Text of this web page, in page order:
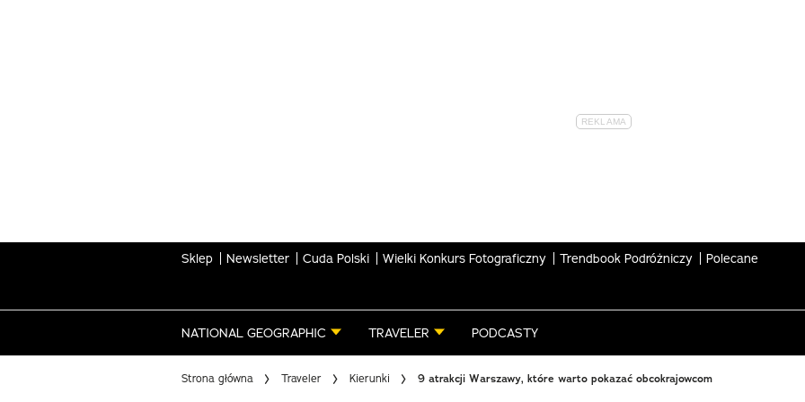
Sklep Newsletter Cuda Polski Wielki Konkurs Fotograficzny Trendbook Podróżniczy Polecane
NATIONAL GEOGRAPHIC TRAVELER PODCASTY
Strona główna Traveler Kierunki 9 atrakcji Warszawy, które warto pokazać obcokrajowcom